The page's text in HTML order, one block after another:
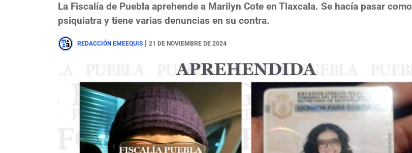
La Fiscalía de Puebla aprehende a Marilyn Cote en Tlaxcala. Se hacía pasar como
psiquiatra y tiene varias denuncias en su contra.
REDACCIÓN EMEEQUIS 21 DE NOVIEMBRE DE 2024